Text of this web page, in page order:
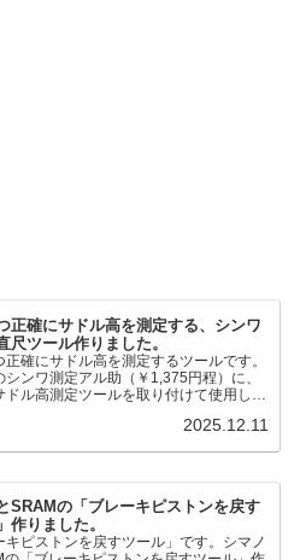
正確にサドル高を測定する、シンワ
尺ツール作りました。
正確にサドル高を測定するツールです。
シンワ測定アル助（￥1,375円程）に、
ドル高測定ツールを取り付けて使用しま
なりました。シンワ測定(Shinwa
1,375Amazon.c...
2025.12.11
SRAMの「ブレーキピストンを戻す
作りました。
キピストンを戻すツール」です。シマノ